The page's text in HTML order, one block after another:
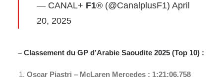
— CANAL+ F1® (@CanalplusF1) April
20, 2025
– Classement du GP d’Arabie Saoudite 2025 (Top 10) :
Oscar Piastri – McLaren Mercedes : 1:21:06.758